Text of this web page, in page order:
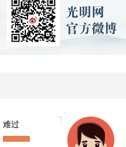
难过